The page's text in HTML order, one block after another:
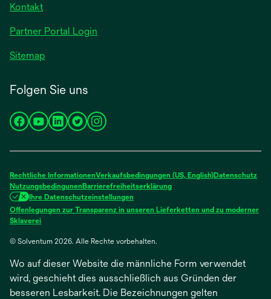
Kontakt
Partner Portal Login
Sitemap
Folgen Sie uns
wird
neuen
Registerkarte
geöffnet
wird
neuen
Registerkarte
geöffnet
wird
neuen
Registerkarte
geöffnet
wird
neuen
Registerkarte
geöffnet
wird
neuen
Registerkarte
geöffnet
Rechtliche InformationenVerkaufsbedingungen (US, English)Datenschutz
NutzungsbedingunenBarrierefreiheitserklärung
Ihre Datenschutzeinstellungen
Offenlegungen zur Transparenz in unseren Lieferketten und zu moderner
Sklavereiwird
einer
Registerkarte
geöffnet
© Solventum 2026. Alle Rechte vorbehalten.
Wo auf dieser Website die männliche Form verwendet
wird, geschieht dies ausschließlich aus Gründen der
besseren Lesbarkeit. Die Bezeichnungen gelten